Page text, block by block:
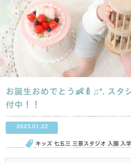
お誕生おめでとう👶🍼♫*. スタ
付中！！
2023.01.22
キッズ 七五三 三景スタジオ 入園 入学